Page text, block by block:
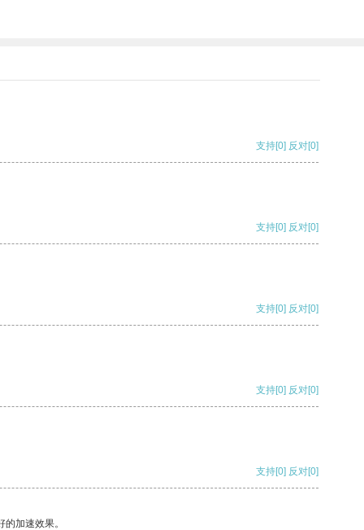
支持[0] 反对[0]
支持[0] 反对[0]
支持[0] 反对[0]
支持[0] 反对[0]
支持[0] 反对[0]
加速效果。